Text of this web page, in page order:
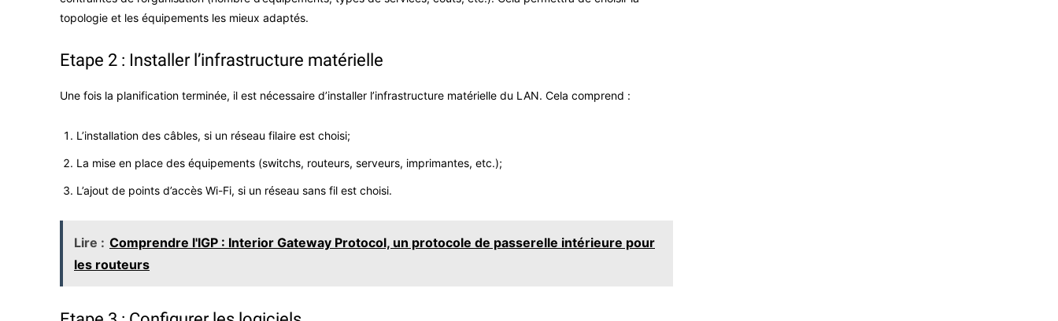
topologie et les équipements les mieux adaptés.
Etape 2 : Installer l’infrastructure matérielle
Une fois la planification terminée, il est nécessaire d’installer l’infrastructure matérielle du LAN. Cela comprend :
L’installation des câbles, si un réseau filaire est choisi;
La mise en place des équipements (switchs, routeurs, serveurs, imprimantes, etc.);
L’ajout de points d’accès Wi-Fi, si un réseau sans fil est choisi.
Lire : Comprendre l'IGP : Interior Gateway Protocol, un protocole de passerelle intérieure pour
les routeurs